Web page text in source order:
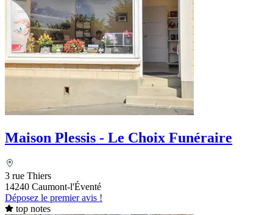
Maison Plessis - Le Choix Funéraire
3 rue Thiers
14240 Caumont-l'Éventé
Déposez le premier avis !
top notes